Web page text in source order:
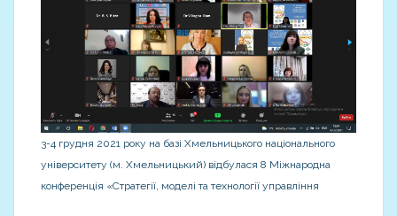
3-4 грудня 2021 року на базі Хмельницького національного
університету (м. Хмельницький) відбулася 8 Міжнародна
конференція «Стратегії, моделі та технології управління